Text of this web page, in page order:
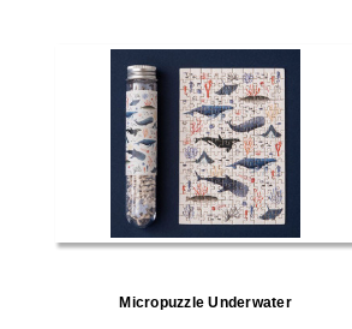
Micropuzzle Underwater